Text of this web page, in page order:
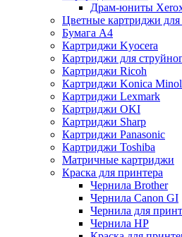
Драм-юниты
Цветные картриджи для
Бумага А4
Картриджи Kyocera
Картриджи для
Картриджи Ricoh
Картриджи Konica
Картриджи Lexmark
Картриджи OKI
Картриджи Sharp
Картриджи Panasonic
Картриджи Toshiba
Матричные картриджи
Краска для принтера
Чернила Brother
Чернила Canon GI
Чернила для
Чернила HP